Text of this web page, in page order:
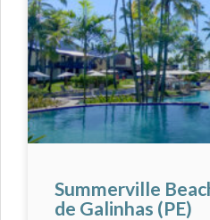
Summerville
de Galinhas (PE)